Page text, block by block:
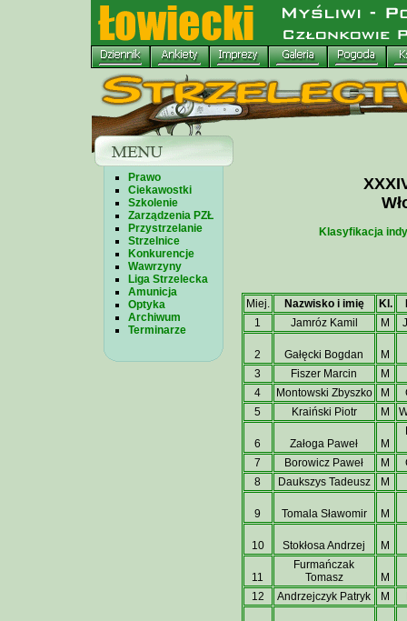
Prawo
Ciekawostki
Szkolenie
Zarządzenia PZŁ
Przystrzelanie
Strzelnice
Konkurencje
Wawrzyny
Liga Strzelecka
Amunicja
Optyka
Archiwum
Terminarze
Klasyfikacja
Miej. Nazwisko i imię Kl.
1
Jamróz Kamil M
2 Gałęcki Bogdan
M
3
Fiszer Marcin
M
4
Montowski Zbyszko M
5
Kraiński Piotr M
6 Załoga Paweł M
7 Borowicz Paweł M
8
Daukszys Tadeusz M
9 Tomala Sławomir M
10 Stokłosa Andrzej M
11
Furmańczak
Tomasz
M
12
Andrzejczyk Patryk M